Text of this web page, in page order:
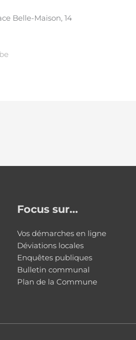
Belle-Maison, 14
Focus sur…
Vos démarches en ligne
Déviations locales
Enquêtes publiques
Bulletin communal
Plan de la Commune